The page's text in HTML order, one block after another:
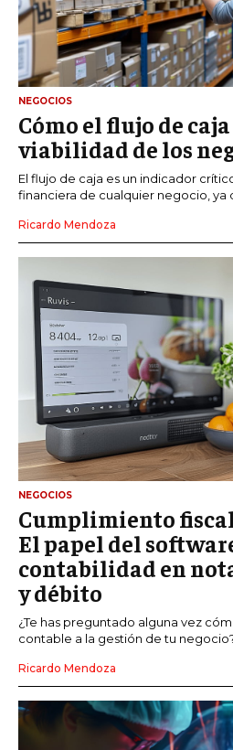
NEGOCIOS
Cómo el flujo de
viabilidad de los
El flujo de caja es un indicador
financiera de cualquier negocio, ya
Ricardo Mendoza
NEGOCIOS
Cumplimiento
El papel del
contabilidad en
y débito
¿Te has preguntado alguna vez
contable a la gestión de tu negocio?
Ricardo Mendoza